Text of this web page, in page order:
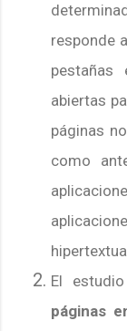
responde
pestañas
abiertas
páginas
como
El
páginas